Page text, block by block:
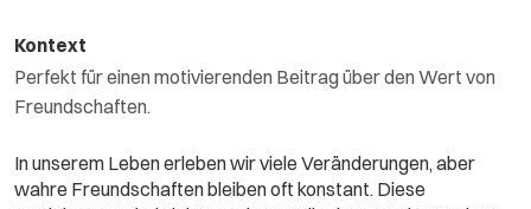
Kontext
Perfekt für einen motivierenden Beitrag über den Wert von
Freundschaften.
In unserem Leben erleben wir viele Veränderungen, aber
wahre Freundschaften bleiben oft konstant. Diese